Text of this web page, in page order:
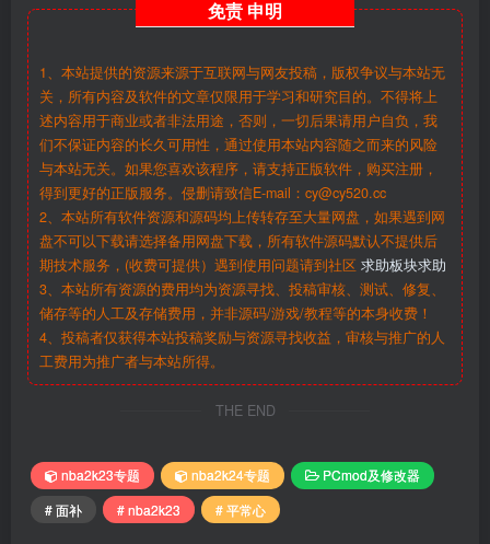
免责 申明
1、本站提供的资源来源于互联网与网友投稿，版权争议与本站无
关，所有内容及软件的文章仅限用于学习和研究目的。不得将上
述内容用于商业或者非法用途，否则，一切后果请用户自负，我
们不保证内容的长久可用性，通过使用本站内容随之而来的风险
与本站无关。如果您喜欢该程序，请支持正版软件，购买注册，
得到更好的正版服务。侵删请致信E-mail：cy@cy520.cc
2、本站所有软件资源和源码均上传转存至大量网盘，如果遇到网
盘不可以下载请选择备用网盘下载，所有软件源码默认不提供后
期技术服务，(收费可提供）遇到使用问题请到社区 求助板块求助
3、本站所有资源的费用均为资源寻找、投稿审核、测试、修复、
储存等的人工及存储费用，并非源码/游戏/教程等的本身收费！
4、投稿者仅获得本站投稿奖励与资源寻找收益，审核与推广的人
工费用为推广者与本站所得。
THE END
nba2k23专题 nba2k24专题
PCmod及修改器
# 面补
# nba2k23 # 平常心